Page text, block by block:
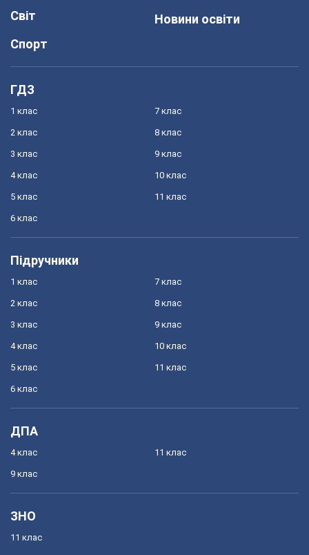
Світ
Спорт
Новини освіти
ГДЗ
1 клас
2 клас
3 клас
4 клас
5 клас
6 клас
7 клас
8 клас
9 клас
10 клас
11 клас
Підручники
1 клас
2 клас
3 клас
4 клас
5 клас
6 клас
7 клас
8 клас
9 клас
10 клас
11 клас
ДПА
4 клас
9 клас
11 клас
ЗНО
11 клас